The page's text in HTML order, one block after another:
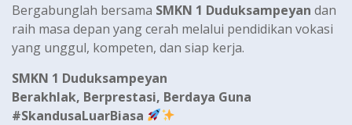
Bergabunglah bersama SMKN 1 Duduksampeyan dan
raih masa depan yang cerah melalui pendidikan vokasi
yang unggul, kompeten, dan siap kerja.
SMKN 1 Duduksampeyan
Berakhlak, Berprestasi, Berdaya Guna
#SkandusaLuarBiasa